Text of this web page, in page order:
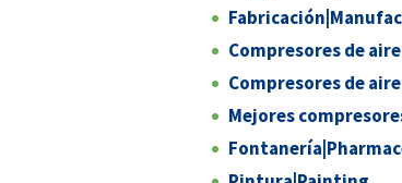
Compresores de
Compresores de
Mejores